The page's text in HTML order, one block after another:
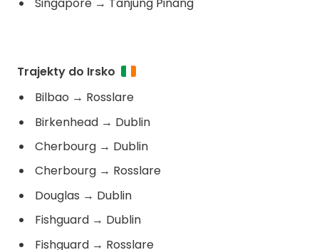
Singapore → Tanjung Pinang
Trajekty do Irsko
Bilbao → Rosslare
Birkenhead → Dublin
Cherbourg → Dublin
Cherbourg → Rosslare
Douglas → Dublin
Fishguard → Dublin
Fishguard → Rosslare